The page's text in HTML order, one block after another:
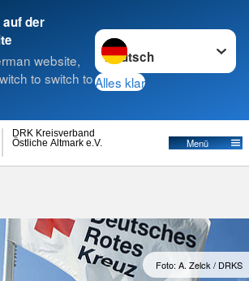
der
website,
to switch to
Sprache wechseln zu
Alles klar
Östliche Altmark e.V.
DRK Kreisverband
Menü
Foto: A. Zelck / DRKS